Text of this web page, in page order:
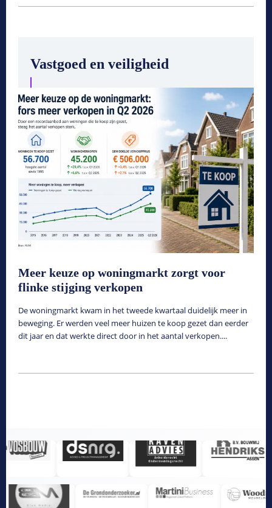
Vastgoed en veiligheid
Meer keuze op woningmarkt zorgt voor
flinke stijging verkopen
De woningmarkt kwam in het tweede kwartaal duidelijk meer in
beweging. Er werden veel meer huizen te koop gezet dan eerder
dit jaar en dat werkte direct door in het aantal verkopen....